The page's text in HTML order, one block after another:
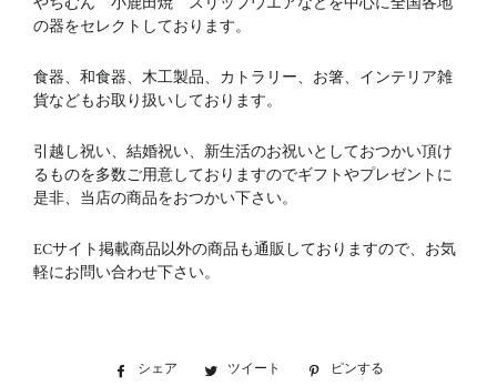
の器をセレクトしております。
食器、和食器、木工製品、カトラリー、お箸、インテリア雑
貨などもお取り扱いしております。
引越し祝い、結婚祝い、新生活のお祝いとしておつかい頂け
るものを多数ご用意しておりますのでギフトやプレゼントに
是非、当店の商品をおつかい下さい。
ECサイト掲載商品以外の商品も通販しておりますので、お気
軽にお問い合わせ下さい。
シェア
Facebookツイート
Twitter ピンする